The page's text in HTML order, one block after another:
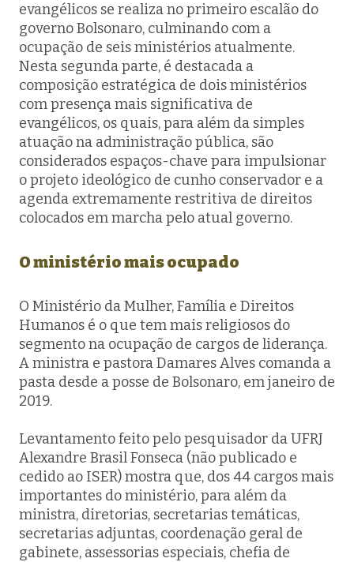
evangélicos se realiza no primeiro escalão do
governo Bolsonaro, culminando com a
ocupação de seis ministérios atualmente.
Nesta segunda parte, é destacada a
composição estratégica de dois ministérios
com presença mais significativa de
evangélicos, os quais, para além da simples
atuação na administração pública, são
considerados espaços-chave para impulsionar
o projeto ideológico de cunho conservador e a
agenda extremamente restritiva de direitos
colocados em marcha pelo atual governo.
O ministério mais ocupado
O Ministério da Mulher, Família e Direitos
Humanos é o que tem mais religiosos do
segmento na ocupação de cargos de liderança.
A ministra e pastora Damares Alves comanda a
pasta desde a posse de Bolsonaro, em janeiro de
2019.
Levantamento feito pelo pesquisador da UFRJ
Alexandre Brasil Fonseca (não publicado e
cedido ao ISER) mostra que, dos 44 cargos mais
importantes do ministério, para além da
ministra, diretorias, secretarias temáticas,
secretarias adjuntas, coordenação geral de
gabinete, assessorias especiais, chefia de